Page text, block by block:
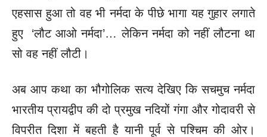
एहसास हुआ तो वह भी नर्मदा के पीछे भागा यह गुहार लगाते
हुए ‘लौट आओ नर्मदा’… लेकिन नर्मदा को नहीं लौटना था
सो वह नहीं लौटी।
अब आप कथा का भौगोलिक सत्य देखिए कि सचमुच नर्मदा
भारतीय प्रायद्वीप की दो प्रमुख नदियों गंगा और गोदावरी से
विपरीत दिशा में बहती है यानी पूर्व से पश्चिम की ओर।